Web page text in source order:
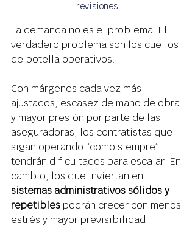
revisiones.
La demanda no es el problema. El
verdadero problema son los cuellos
de botella operativos.
Con márgenes cada vez más
ajustados, escasez de mano de obra
y mayor presión por parte de las
aseguradoras, los contratistas que
sigan operando “como siempre”
tendrán dificultades para escalar. En
cambio, los que inviertan en
sistemas administrativos sólidos y
repetibles podrán crecer con menos
estrés y mayor previsibilidad.